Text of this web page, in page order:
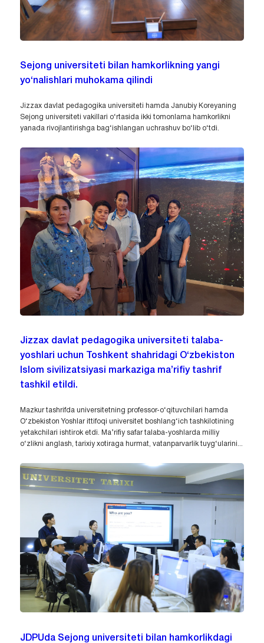
Sejong universiteti bilan hamkorlikning yangi
yo‘nalishlari muhokama qilindi
Jizzax davlat pedagogika universiteti hamda Janubiy Koreyaning
Sejong universiteti vakillari o‘rtasida ikki tomonlama hamkorlikni
yanada rivojlantirishga bag‘ishlangan uchrashuv bo‘lib o‘tdi.
Jizzax davlat pedagogika universiteti talaba-
yoshlari uchun Toshkent shahridagi O‘zbekiston
Islom sivilizatsiyasi markaziga ma’rifiy tashrif
tashkil etildi.
Mazkur tashrifda universitetning professor-o‘qituvchilari hamda
O‘zbekiston Yoshlar ittifoqi universitet boshlang‘ich tashkilotining
yetakchilari ishtirok etdi. Ma’rifiy safar talaba-yoshlarda milliy
o‘zlikni anglash, tarixiy xotiraga hurmat, vatanparvarlik tuyg‘ularini...
JDPUda Sejong universiteti bilan hamkorlikdagi